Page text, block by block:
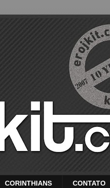
CORINTHIANS CONTATO